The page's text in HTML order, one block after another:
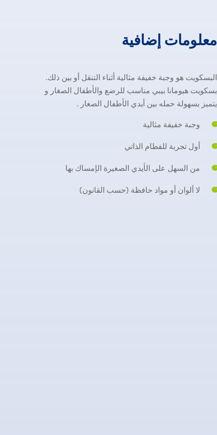
معلومات إضافية
البسكويت هو وجبة خفيفة مثالية أثناء التنقل أو بين ذلك.
بسكويت هيومانا بيبي مناسب للرضع والأطفال الصغار و
يتميز بسهولة حمله بين أيدي الأطفال الصغار .
وجبة خفيفة مثالية
أول تجربة للفطام الذاتي
من السهل على الأيدي الصغيرة الإمساك بها
لا ألوان أو مواد حافظة (حسب القانون)